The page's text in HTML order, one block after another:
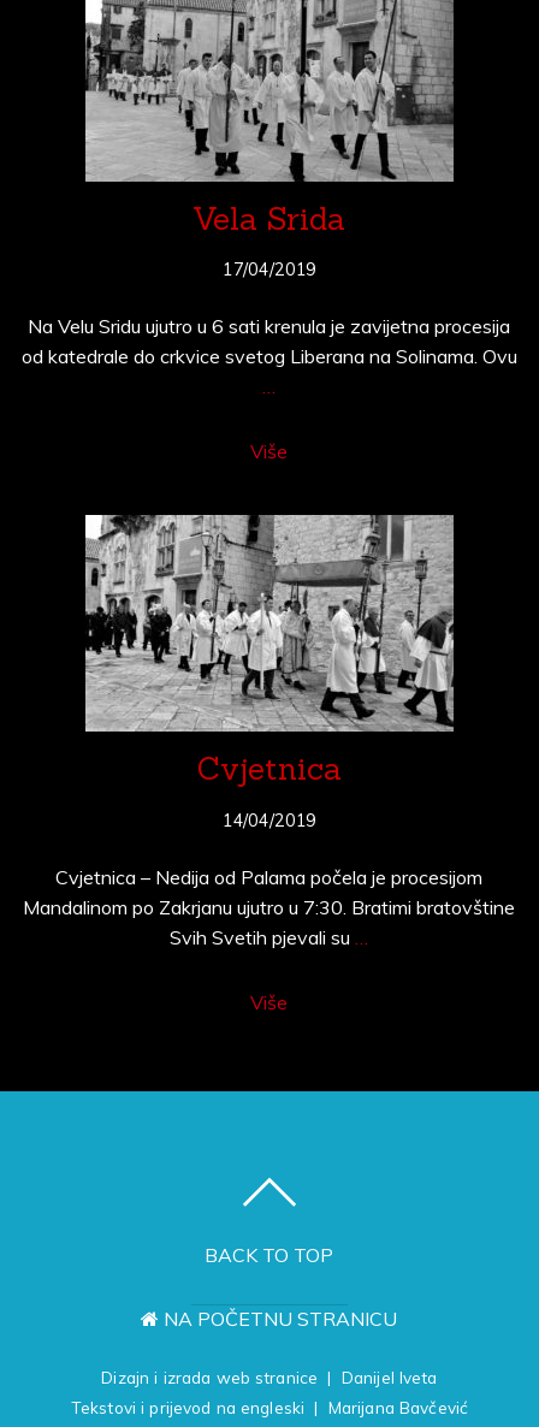
Vela Srida
17/04/2019
Na Velu Sridu ujutro u 6 sati krenula je zavijetna procesija
od katedrale do crkvice svetog Liberana na Solinama. Ovu
…
Više
Cvjetnica
14/04/2019
Cvjetnica – Nedija od Palama počela je procesijom
Mandalinom po Zakrjanu ujutro u 7:30. Bratimi bratovštine
Svih Svetih pjevali su
Više
BACK TO TOP
NA POČETNU STRANICU
Dizajn i izrada web stranice | Danijel Iveta
Tekstovi i prijevod na engleski | Marijana Bavčević